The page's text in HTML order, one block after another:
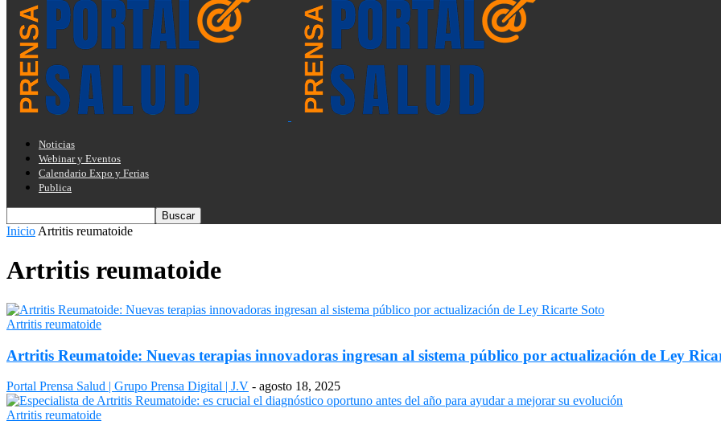
Noticias
Webinar y Eventos
Calendario Expo y Ferias
Publica
Inicio Artritis reumatoide
Artritis reumatoide
Artritis reumatoide
Artritis Reumatoide: Nuevas terapias innovadoras ingresan al sistema público por actualización de Ley
Portal Prensa Salud | Grupo Prensa Digital | J.V - agosto 18, 2025
Artritis reumatoide